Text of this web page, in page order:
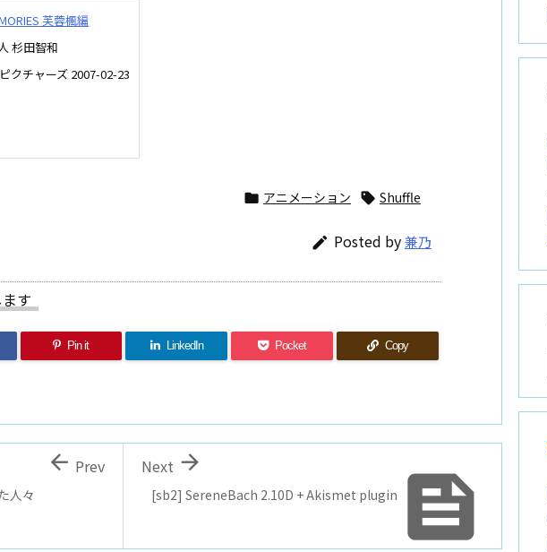
芙蓉楓編
杉田智和
クチャーズ 2007-02-23
 アニメーション  Shuffle
 Posted by兼乃
す
Pin it LinkedIn Pocket Copy

[sb2] SereneBach 2.10D + Akismet plugin

Next
人々
 Prev